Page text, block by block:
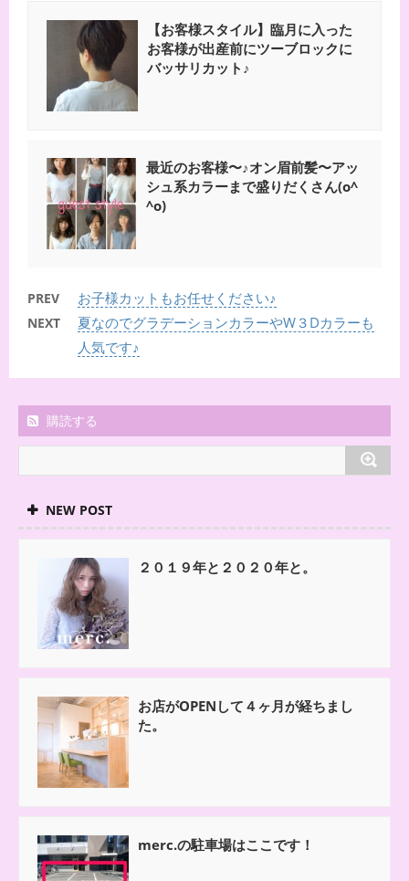
【お客様スタイル】臨月に入った
お客様が出産前にツーブロックに
バッサリカット♪
最近のお客様〜♪オン眉前髪〜アッ
シュ系カラーまで盛りだくさん(o^
^o)
PREV お子様カットもお任せください♪
NEXT
夏なのでグラデーションカラーやW３Dカラーも
人気です♪
購読する
NEW POST
２０１９年と２０２０年と。
お店がOPENして４ヶ月が経ちまし
た。
merc.の駐車場はここです！